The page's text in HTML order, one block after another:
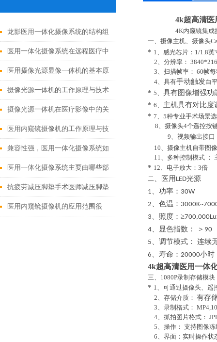
龙影医用一体化摄像系统的结构组
成与功能优势
医用一体化摄像系统在远程医疗中
的应用
医用摄像光源显像一体机的基本原
理与构成
摄像光源一体机的工作原理与技术
解析
摄像光源一体机在医疗影像中的关
键作用
医用内窥镜摄像机的工作原理与技
术创新
兼容性强，医用一体化摄像系统如
何改变现有医疗设备格局？
医用一体化摄像系统主要由哪些部
分组成？
抗疲劳减压脚垫手术医师减压脚垫
的特点
医用内窥镜摄像机的应用范围很
4k超高清医
4K内窥镜集成
一、摄像主机、摄像头
* 1、感光芯片：1/1.8英
2、分辨率：
3、扫描帧率： 60帧
4、具有手动触发白
* 5、 具有图像增强功
* 6、 主机具有对比度
* 7、 5种专业手术场景
8、摄像头4个遥控按
9、视频输出接口
10、摄像主机自带图
11、多种控制模式 ：
* 12、电子放大： 3倍
二 、医用 LED光源
1 、功率： 30W
2 、色温： 3000K~7
3 、照度：≥
4 、显色指数： ＞ 90
5 、调节模式： 连续
6 、寿命： 20000小时
4k超高清医用一体
三、 1080P录制存储模块
* 1、可通过摄像头、遥
2、存储介质： 有存
3、录制格式： MP4,
4、抓拍图片格式：
5、操作： 支持图像冻
6、界面：实时操作状